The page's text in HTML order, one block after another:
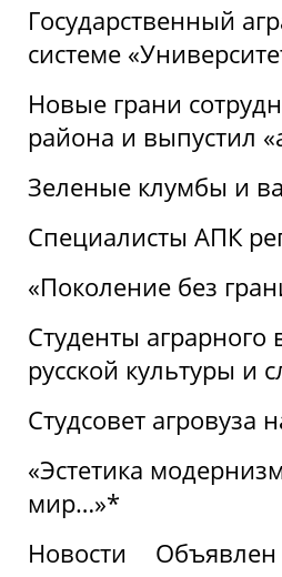
Государственный
системе
Новые грани
района и выпустил
Зеленые клумбы и
Специалисты АПК
«Поколение без
Студенты
русской культуры и
Студсовет агровуза
«Эстетика
мир…»*
Новости
Объявлен